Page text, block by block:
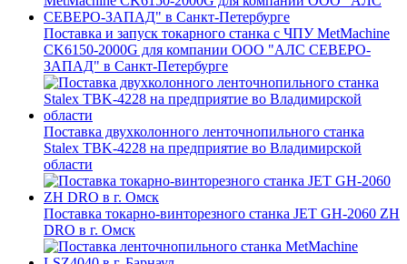
Поставка и запуск токарного станка с ЧПУ MetMachine
CK6150-2000G для компании ООО "АЛС СЕВЕРО-
ЗАПАД" в Санкт-Петербурге
Поставка двухколонного ленточнопильного станка
Stalex TBK-4228 на предприятие во Владимирской
области
Поставка токарно-винторезного станка JET GH-2060 ZH
DRO в г. Омск